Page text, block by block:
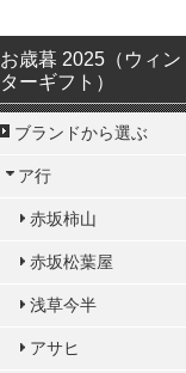
お歳暮 2025（ウィン
ターギフト）
ブランドから選ぶ
ア行
赤坂柿山
赤坂松葉屋
浅草今半
アサヒ